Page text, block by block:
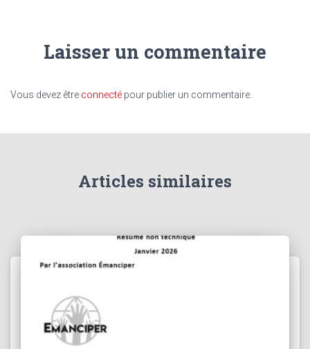
Laisser un commentaire
Vous devez être connecté pour publier un commentaire.
Articles similaires